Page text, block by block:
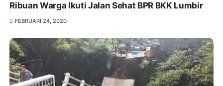
Ribuan Warga Ikuti Jalan Sehat BPR BKK Lumbir
FEBRUARI 24, 2020